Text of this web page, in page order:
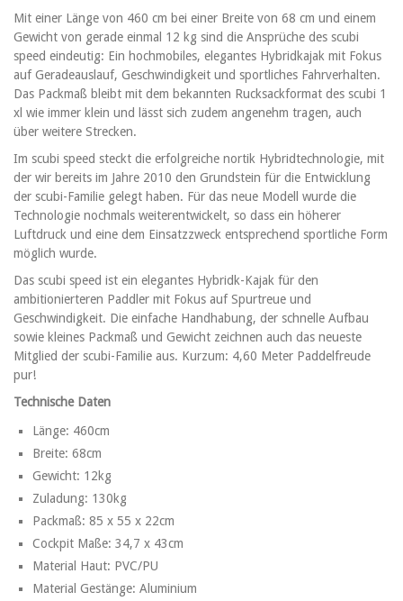
Mit einer Länge von 460 cm bei einer Breite von 68 cm und einem
Gewicht von gerade einmal 12 kg sind die Ansprüche des scubi
speed eindeutig: Ein hochmobiles, elegantes Hybridkajak mit Fokus
auf Geradeauslauf, Geschwindigkeit und sportliches Fahrverhalten.
Das Packmaß bleibt mit dem bekannten Rucksackformat des scubi 1
xl wie immer klein und lässt sich zudem angenehm tragen, auch
über weitere Strecken.
Im scubi speed steckt die erfolgreiche nortik Hybridtechnologie, mit
der wir bereits im Jahre 2010 den Grundstein für die Entwicklung
der scubi-Familie gelegt haben. Für das neue Modell wurde die
Technologie nochmals weiterentwickelt, so dass ein höherer
Luftdruck und eine dem Einsatzzweck entsprechend sportliche Form
möglich wurde.
Das scubi speed ist ein elegantes Hybridk-Kajak für den
ambitionierteren Paddler mit Fokus auf Spurtreue und
Geschwindigkeit. Die einfache Handhabung, der schnelle Aufbau
sowie kleines Packmaß und Gewicht zeichnen auch das neueste
Mitglied der scubi-Familie aus. Kurzum: 4,60 Meter Paddelfreude
pur!
Technische Daten
Länge: 460cm
Breite: 68cm
Gewicht: 12kg
Zuladung: 130kg
Packmaß: 85 x 55 x 22cm
Cockpit Maße: 34,7 x 43cm
Material Haut: PVC/PU
Material Gestänge: Aluminium